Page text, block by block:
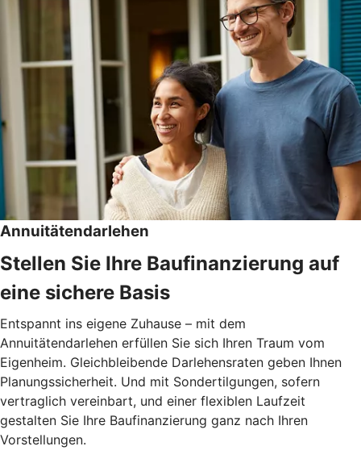
Annuitätendarlehen
Stellen Sie Ihre Baufinanzierung auf
eine sichere Basis
Entspannt ins eigene Zuhause – mit dem
Annuitätendarlehen erfüllen Sie sich Ihren Traum vom
Eigenheim. Gleichbleibende Darlehensraten geben Ihnen
Planungssicherheit. Und mit Sondertilgungen, sofern
vertraglich vereinbart, und einer flexiblen Laufzeit
gestalten Sie Ihre Baufinanzierung ganz nach Ihren
Vorstellungen.